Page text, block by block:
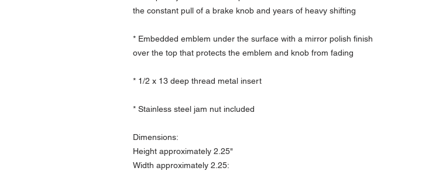
the constant pull of a brake knob and years of heavy shifting
* Embedded emblem under the surface with a mirror polish finish
over the top that protects the emblem and knob from fading
* 1/2 x 13 deep thread metal insert
* Stainless steel jam nut included
Dimensions:
Height approximately 2.25"
Width approximately 2.25: